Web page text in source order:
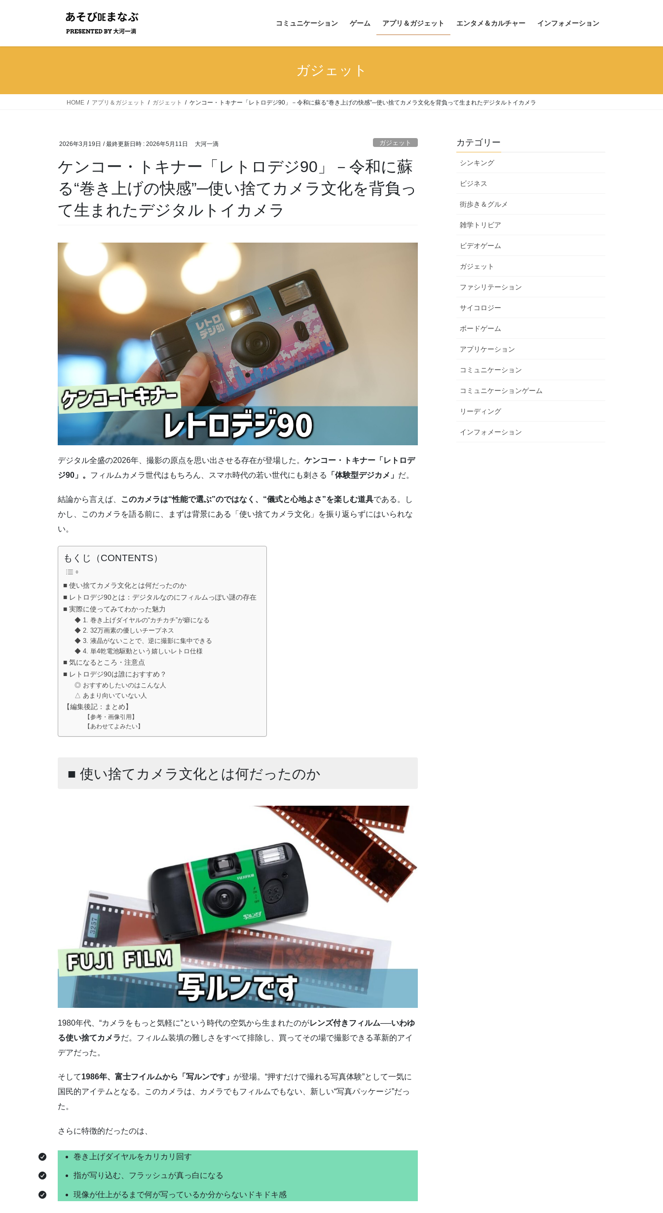
コミュニケーション ゲーム アプリ＆ガジェット エンタメ＆カルチャー インフォメーション
ガジェット
HOME アプリ＆ガジェット ガジェット ケンコー・トキナー「レトロデジ90」－令和に蘇る“巻き上げの快感”─使い捨てカメラ文化を背負って生まれたデジタルトイカメラ
2026年3月19日 / 最終更新日時 : 2026年5月11日 大河一滴 ガジェット
ケンコー・トキナー「レトロデジ90」－令和に蘇
る“巻き上げの快感”─使い捨てカメラ文化を背負っ
て生まれたデジタルトイカメラ
デジタル全盛の2026年、撮影の原点を思い出させる存在が登場した。 ケンコー・トキナー「レトロデ
ジ90」。 フィルムカメラ世代はもちろん、スマホ時代の若い世代にも刺さる 「体験型デジカメ」 だ。
結論から言えば、 このカメラは“性能で選ぶ”のではなく、“儀式と心地よさ”を楽しむ道具である。し
かし、このカメラを語る前に、まずは背景にある「使い捨てカメラ文化」を振り返らずにはいられな
い。
もくじ（CONTENTS）
■ 使い捨てカメラ文化とは何だったのか
■ レトロデジ90とは：デジタルなのにフィルムっぽい謎の存在
■ 実際に使ってみてわかった魅力
◆ 1. 巻き上げダイヤルの“カチカチ”が癖になる
◆ 2. 32万画素の優しいチープネス
◆ 3. 液晶がないことで、逆に撮影に集中できる
◆ 4. 単4乾電池駆動という嬉しいレトロ仕様
■ 気になるところ・注意点
■ レトロデジ90は誰におすすめ？
◎ おすすめしたいのはこんな人
△ あまり向いていない人
【編集後記：まとめ】
【参考・画像引用】
【あわせてよみたい】
■ 使い捨てカメラ文化とは何だったのか
1980年代、“カメラをもっと気軽に”という時代の空気から生まれたのがレンズ付きフィルム──いわゆ
る使い捨てカメラだ。フィルム装填の難しさをすべて排除し、買ってその場で撮影できる革新的アイ
デアだった。
そして1986年、富士フイルムから「写ルンです」 が登場。“押すだけで撮れる写真体験”として一気に
国民的アイテムとなる。このカメラは、カメラでもフィルムでもない、新しい“写真パッケージ”だっ
た。
さらに特徴的だったのは、
巻き上げダイヤルをカリカリ回す
指が写り込む、フラッシュが真っ白になる
現像が仕上がるまで何が写っているか分からないドキドキ感
カテゴリー
シンキング
ビジネス
街歩き＆グルメ
雑学トリビア
ビデオゲーム
ガジェット
ファシリテーション
サイコロジー
ボードゲーム
アプリケーション
コミュニケーション
コミュニケーションゲーム
リーディング
インフォメーション